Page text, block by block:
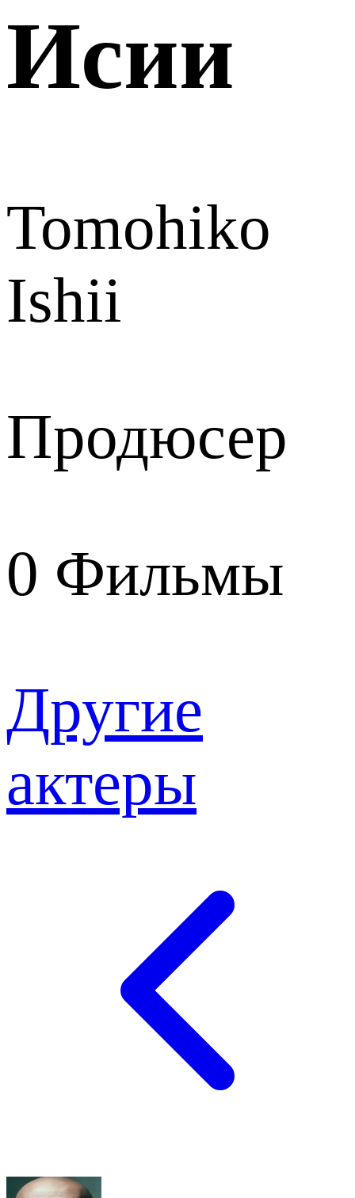
Исии
Tomohiko
Ishii
Продюсер
0 Фильмы
Другие
актеры